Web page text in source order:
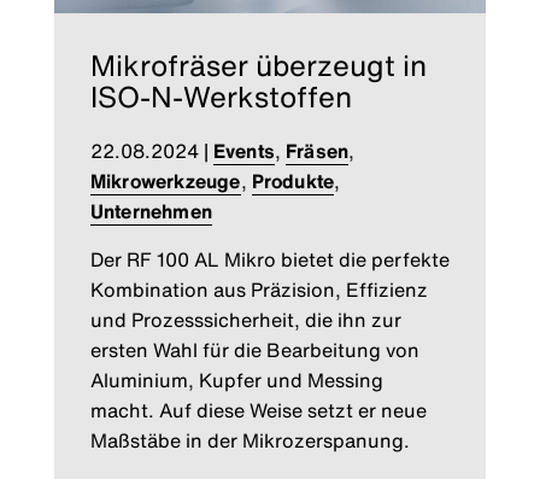
Mikrofräser überzeugt in
ISO-N-Werkstoffen
22.08.2024| Events, Fräsen,
Mikrowerkzeuge, Produkte,
Unternehmen
Der RF 100 AL Mikro bietet die perfekte
Kombination aus Präzision, Effizienz
und Prozesssicherheit, die ihn zur
ersten Wahl für die Bearbeitung von
Aluminium, Kupfer und Messing
macht. Auf diese Weise setzt er neue
Maßstäbe in der Mikrozerspanung.